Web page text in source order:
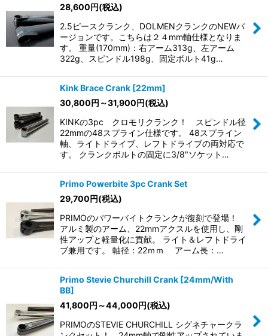
28,600円(税込)
2.5ピースクランク、DOLMENクランクのNEWバ
ージョンです。こちらは２４mm軸仕様となりま
す。 重量(170mm)：右アーム313g、左アーム
322g、スピンドル198g、固定ボルト41g…
Kink Brace Crank [22mm]
30,800円 ～31,900円(税込)
KINKの3pc クロモリクランク！ スピンドル径
22mmの48スプライン仕様です。 48スプライン
軸、ライトドライブ、レフトドライブの両対応で
す。 クランクボルトの固定に3/8"ソケット…
Primo Powerbite 3pc Crank Set
29,700円(税込)
PRIMOのパワーバイトクランクが復刻で登場！
アルミ製のアーム、22mmアクスルを使用し、剛
性アップと軽量化に貢献。 ライト＆レフトドライ
ブ兼用です。 軸径：22ｍｍ アーム長：…
Primo Stevie Churchill Crank [24mm/With
BB]
41,800円 ～44,000円(税込)
PRIMOのSTEVIE CHURCHILL シグネチャークラ